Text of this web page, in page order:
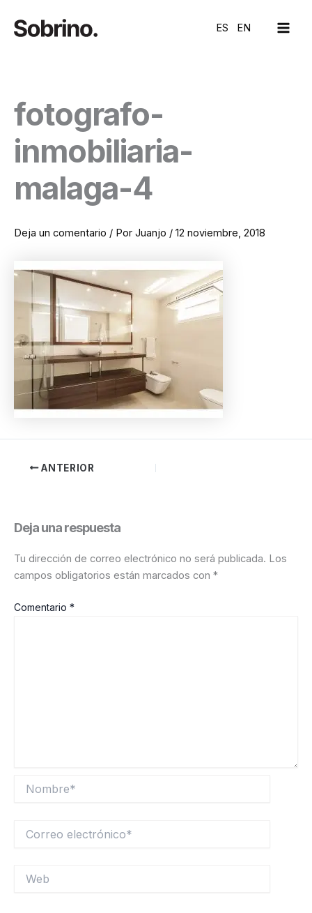
contenido
ES EN
fotografo-
inmobiliaria-
malaga-4
Deja un comentario / Por Juanjo / 12 noviembre, 2018
ANTERIOR
Deja una respuesta
Tu dirección de correo electrónico no será publicada. Los
campos obligatorios están marcados con *
Comentario *
electrónico*